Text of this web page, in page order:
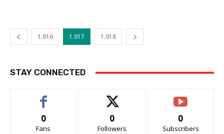
1.916 1.917 1.918
STAY CONNECTED
0
Fans
0
Followers
0
Subscribers